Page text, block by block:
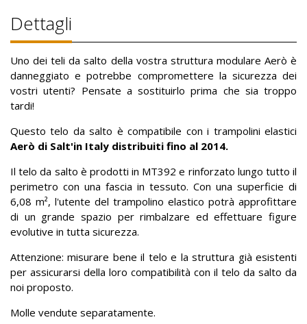
Dettagli
Uno dei teli da salto della vostra struttura modulare Aerò è
danneggiato e potrebbe compromettere la sicurezza dei
vostri utenti? Pensate a sostituirlo prima che sia troppo
tardi!
Questo telo da salto è compatibile con i trampolini elastici
Aerò di Salt'in Italy distribuiti fino al 2014.
Il telo da salto è prodotti in MT392 e rinforzato lungo tutto il
perimetro con una fascia in tessuto. Con una superficie di
6,08 m², l'utente del trampolino elastico potrà approfittare
di un grande spazio per rimbalzare ed effettuare figure
evolutive in tutta sicurezza.
Attenzione: misurare bene il telo e la struttura già esistenti
per assicurarsi della loro compatibilità con il telo da salto da
noi proposto.
Molle vendute separatamente.